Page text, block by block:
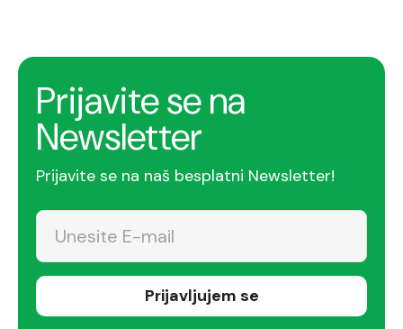
Prijavite se na
Newsletter
Prijavite se na naš besplatni Newsletter!
Prijavljujem se